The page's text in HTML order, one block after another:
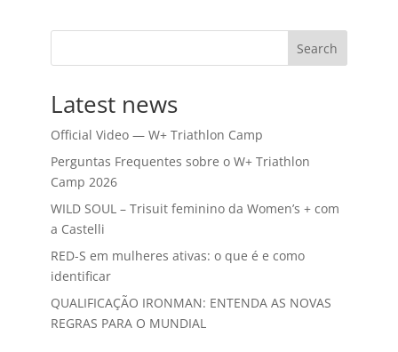
Search
Latest news
Official Video — W+ Triathlon Camp
Perguntas Frequentes sobre o W+ Triathlon
Camp 2026
WILD SOUL – Trisuit feminino da Women’s + com
a Castelli
RED-S em mulheres ativas: o que é e como
identificar
QUALIFICAÇÃO IRONMAN: ENTENDA AS NOVAS
REGRAS PARA O MUNDIAL